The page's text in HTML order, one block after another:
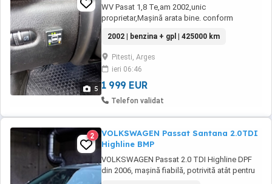
5
WV Pasat 1,8 Te,am 2002,unic
proprietar,Mașină arata bine. conform
valabil,dotare cu gaz și benzina,consum gaz
7 100,an 2002
2002 | benzina + gpl | 425000 km
Pitesti, Arges
ieri 06:46
1 999 EUR
Telefon validat
2
VOLKSWAGEN Passat Santana 2.0TDI
Highline BMP
VOLKSWAGEN Passat 2.0 TDI Highline DPF
din 2006, mașină fiabilă, potrivită atât pentru